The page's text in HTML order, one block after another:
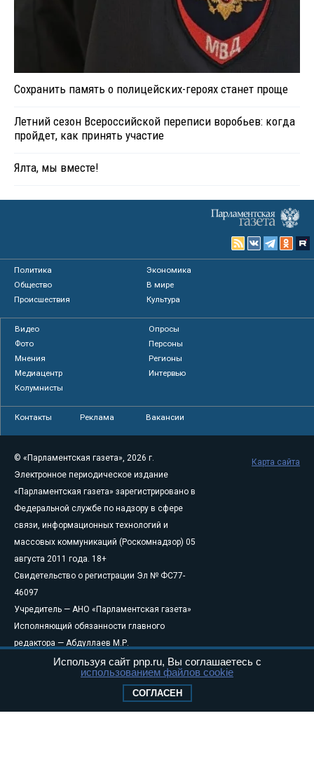
Сохранить память о полицейских-героях станет проще
Летний сезон Всероссийской переписи воробьев: когда
пройдет, как принять участие
Ялта, мы вместе!
Политика
Экономика
Общество
В мире
Происшествия
Культура
Видео
Опросы
Фото
Персоны
Мнения
Регионы
Медиацентр
Интервью
Колумнисты
Контакты Реклама Вакансии
© «Парламентская газета», 2026 г.
Электронное периодическое издание
«Парламентская газета» зарегистрировано в
Федеральной службе по надзору в сфере
связи, информационных технологий и
массовых коммуникаций (Роскомнадзор) 05
августа 2011 года. 18+
Свидетельство о регистрации Эл № ФС77-
46097
Учредитель — АНО «Парламентская газета»
Исполняющий обязанности главного
редактора — Абдуллаев М.Р.
Тел.: +7 (495) 637–69–79 E-mail:pg@pnp.ru
«Парламентская газета» - официальное еженедельное издание
Федерального Собрания РФ. Издается с 1997 года. Учредители
Карта сайта
Используя сайт pnp.ru, Вы соглашаетесь с
использованием файлов cookie
СОГЛАСЕН